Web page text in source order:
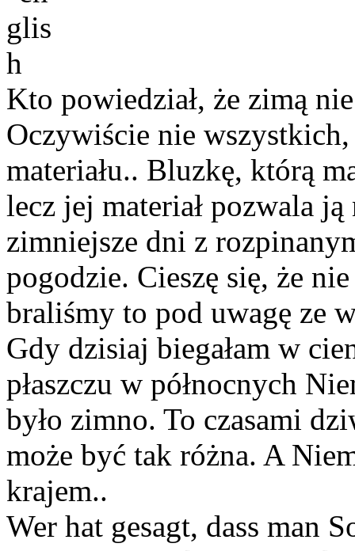
Kto powiedział, że zimą
Oczywiście nie
materiału.. Bluzkę, którą
lecz jej materiał pozwala
zimniejsze dni z
pogodzie. Cieszę się, że
braliśmy to pod uwagę ze
Gdy dzisiaj biegałam w
płaszczu w północnych
było zimno. To czasami
może być tak różna. A
krajem..
Wer hat gesagt, dass man